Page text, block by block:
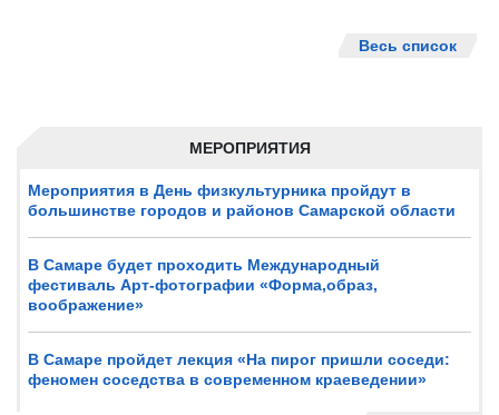
МЕРОПРИЯТИЯ
Мероприятия в День физкультурника пройдут в
большинстве городов и районов Самарской области
В Самаре будет проходить Международный
фестиваль Арт-фотографии «Форма,образ,
воображение»
В Самаре пройдет лекция «На пирог пришли соседи:
феномен соседства в современном краеведении»
Весь список